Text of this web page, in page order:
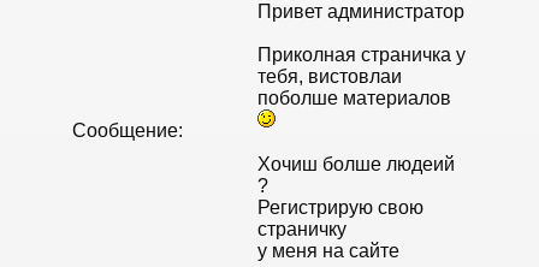
Сообщение:
Привет администратор
Приколная страничка у
тебя, вистовлаи
поболше материалов
Хочиш болше людеий
?
Регистрирую свою
страничку
у меня на сайте